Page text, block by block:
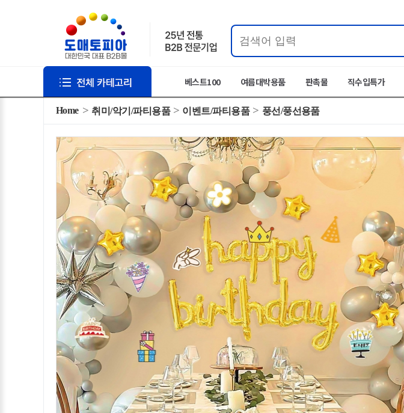
베스트100 여름대박용품 판촉물 직수입특가
Home 취미/악기/파티용품 이벤트/파티용품 풍선/풍선용품